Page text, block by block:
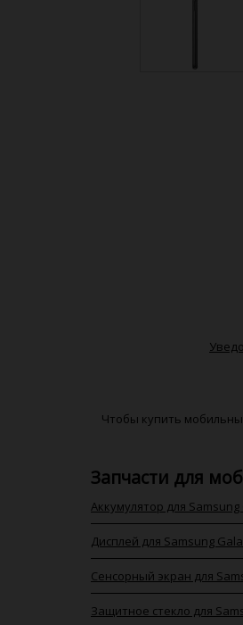
Чтобы купить
Запчасти для
Аккумулятор для Samsung
Дисплей для Samsung
Сенсорный экран для
Защитное стекло для